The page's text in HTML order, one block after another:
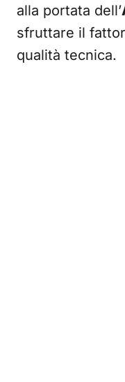
alla portata dell’
sfruttare il
qualità tecnica.